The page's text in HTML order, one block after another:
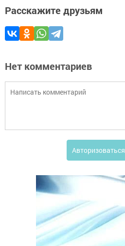
Расскажите друзьям
Нет комментариев
Авторизоваться